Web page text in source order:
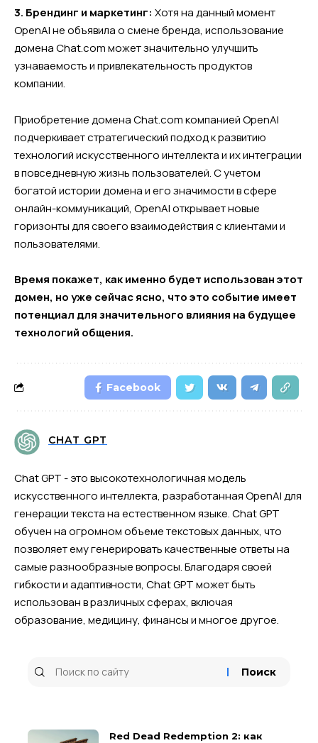
3. Брендинг и маркетинг: Хотя на данный момент
OpenAI не объявила о смене бренда, использование
домена Chat.com может значительно улучшить
узнаваемость и привлекательность продуктов
компании.
Приобретение домена Chat.com компанией OpenAI
подчеркивает стратегический подход к развитию
технологий искусственного интеллекта и их интеграции
в повседневную жизнь пользователей. С учетом
богатой истории домена и его значимости в сфере
онлайн-коммуникаций, OpenAI открывает новые
горизонты для своего взаимодействия с клиентами и
пользователями.
Время покажет, как именно будет использован этот
домен, но уже сейчас ясно, что это событие имеет
потенциал для значительного влияния на будущее
технологий общения.
Facebook
CHAT GPT
Chat GPT - это высокотехнологичная модель
искусственного интеллекта, разработанная OpenAI для
генерации текста на естественном языке. Chat GPT
обучен на огромном объеме текстовых данных, что
позволяет ему генерировать качественные ответы на
самые разнообразные вопросы. Благодаря своей
гибкости и адаптивности, Chat GPT может быть
использован в различных сферах, включая
образование, медицину, финансы и многое другое.
Red Dead Redemption 2: как